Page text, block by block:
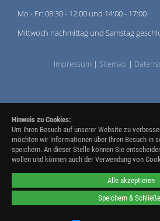
Alle akzeptieren
Speichern &
Hinweis zu Cookies:
Um Ihren Besuch auf unserer Website zu
möchten wir Informationen über Ihren Besuch in
speichern. An dieser Stelle können Sie
wollen und können auch der Verwendung von
Mo - Fr: 08:30 - 12:00 und 14:00 - 17:00
Mittwoch nachmittag und Samstag
Impressum | Sitemap |